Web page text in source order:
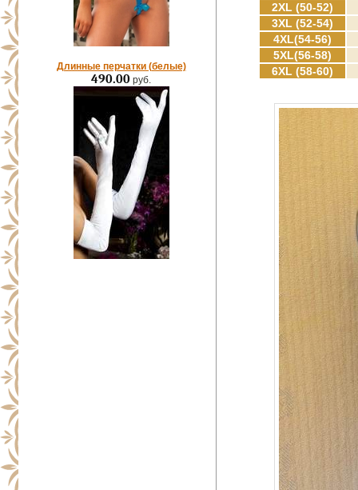
Длинные перчатки (белые)
490.00 руб.
2XL (50-52)
3XL (52-54)
4XL(54-56)
5XL(56-58)
6XL (58-60)